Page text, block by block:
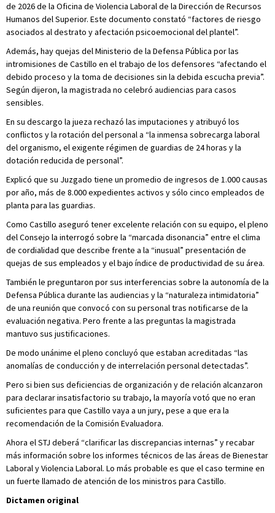
de 2026 de la Oficina de Violencia Laboral de la Dirección de Recursos
Humanos del Superior. Este documento constató “factores de riesgo
asociados al destrato y afectación psicoemocional del plantel”.
Además, hay quejas del Ministerio de la Defensa Pública por las
intromisiones de Castillo en el trabajo de los defensores “afectando el
debido proceso y la toma de decisiones sin la debida escucha previa”.
Según dijeron, la magistrada no celebró audiencias para casos
sensibles.
En su descargo la jueza rechazó las imputaciones y atribuyó los
conflictos y la rotación del personal a “la inmensa sobrecarga laboral
del organismo, el exigente régimen de guardias de 24 horas y la
dotación reducida de personal”.
Explicó que su Juzgado tiene un promedio de ingresos de 1.000 causas
por año, más de 8.000 expedientes activos y sólo cinco empleados de
planta para las guardias.
Como Castillo aseguró tener excelente relación con su equipo, el pleno
del Consejo la interrogó sobre la “marcada disonancia” entre el clima
de cordialidad que describe frente a la “inusual” presentación de
quejas de sus empleados y el bajo índice de productividad de su área.
También le preguntaron por sus interferencias sobre la autonomía de la
Defensa Pública durante las audiencias y la “naturaleza intimidatoria”
de una reunión que convocó con su personal tras notificarse de la
evaluación negativa. Pero frente a las preguntas la magistrada
mantuvo sus justificaciones.
De modo unánime el pleno concluyó que estaban acreditadas “las
anomalías de conducción y de interrelación personal detectadas”.
Pero si bien sus deficiencias de organización y de relación alcanzaron
para declarar insatisfactorio su trabajo, la mayoría votó que no eran
suficientes para que Castillo vaya a un jury, pese a que era la
recomendación de la Comisión Evaluadora.
Ahora el STJ deberá “clarificar las discrepancias internas” y recabar
más información sobre los informes técnicos de las áreas de Bienestar
Laboral y Violencia Laboral. Lo más probable es que el caso termine en
un fuerte llamado de atención de los ministros para Castillo.
Dictamen original